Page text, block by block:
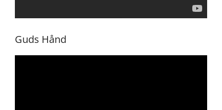
Guds Hånd